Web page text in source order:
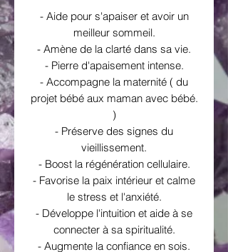
- Aide pour s'apaiser et avoir un
meilleur sommeil.
- Amène de la clarté dans sa vie.
- Pierre d'apaisement intense.
- Accompagne la maternité ( du
projet bébé aux maman avec bébé.
)
- Préserve des signes du
vieillissement.
- Boost la régénération cellulaire.
- Favorise la paix intérieur et calme
le stress et l'anxiété.
- Développe l'intuition et aide à se
connecter à sa spiritualité.
- Augmente la confiance en sois.